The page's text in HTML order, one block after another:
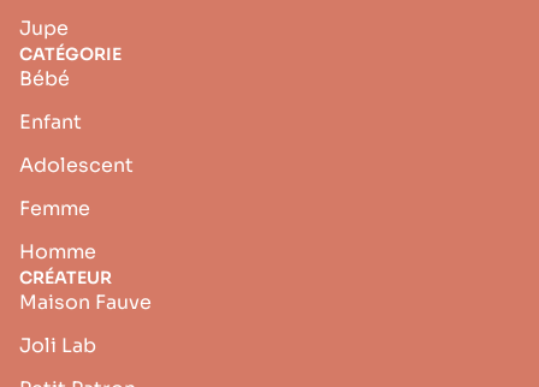
Jupe
CATÉGORIE
Bébé
Enfant
Adolescent
Femme
Homme
CRÉATEUR
Maison Fauve
Joli Lab